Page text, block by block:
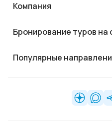
Компания
Бронирование туров на
Популярные